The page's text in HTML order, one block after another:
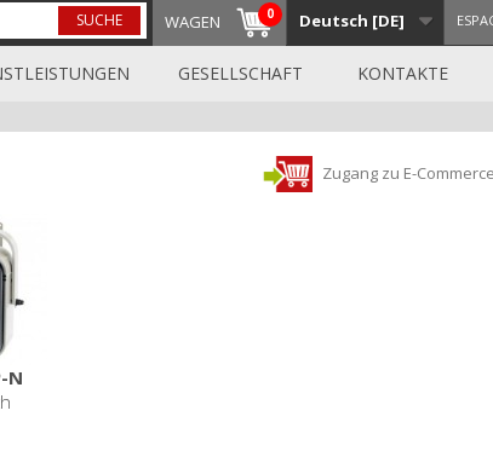
Deutsch [DE]
WAGEN 0
SUCHE
GESELLSCHAFT KONTAKTE
Zugang zu E-
N